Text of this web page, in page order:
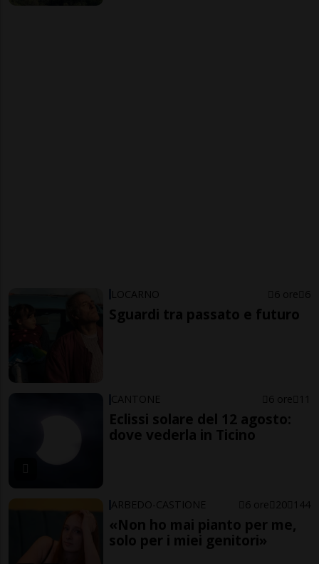
LOCARNO 6 ore 6
Sguardi tra passato e futuro
CANTONE 6 ore 11
Eclissi solare del 12 agosto:
dove vederla in Ticino
ARBEDO-CASTIONE 6 ore 20 144
«Non ho mai pianto per me,
solo per i miei genitori»